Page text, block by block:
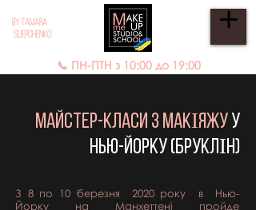
BY TAMARA
SLIEPCHENKO
📞 ПН-ПТН з 10:00 до 19:00
МАЙСТЕР-КЛАСИ з МАКІЯЖуУ
НЬЮ-Йорку (БРУКЛІН)
З 8 по 10 березня 2020 року в
Нью-
Йорку на Манхеттені пройде